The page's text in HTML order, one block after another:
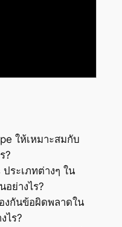
ให้เหมาะสมกับ
?
ระเภทต่างๆ ใน
ย่างไร?
งกันข้อผิดพลาดใน
ไร?